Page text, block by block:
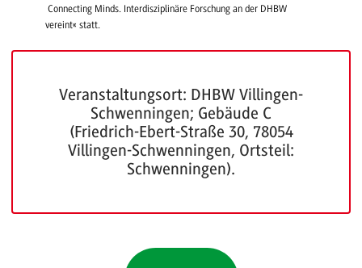
Connecting Minds. Interdisziplinäre Forschung an der DHBW
vereint« statt.
Veranstaltungsort: DHBW Villingen-
Schwenningen; Gebäude C
(Friedrich-Ebert-Straße 30, 78054
Villingen-Schwenningen, Ortsteil:
Schwenningen).